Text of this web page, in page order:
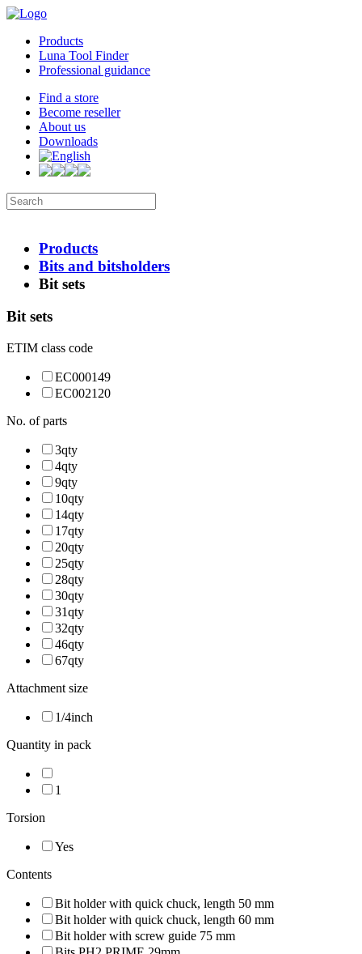
Products
Luna Tool Finder
Professional guidance
Find a store
Become reseller
About us
Downloads
Products
Bits and bitsholders
Bit sets
Bit sets
ETIM class code
EC000149
EC002120
No. of parts
3qty
4qty
9qty
10qty
14qty
17qty
20qty
25qty
28qty
30qty
31qty
32qty
46qty
67qty
Attachment size
1/4inch
Quantity in pack
1
Torsion
Yes
Contents
Bit holder with quick chuck, length 50 mm
Bit holder with quick chuck, length 60 mm
Bit holder with screw guide 75 mm